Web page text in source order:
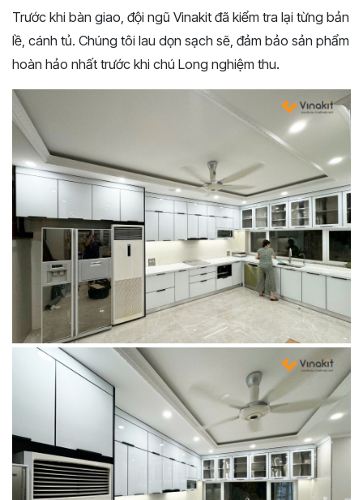
Trước khi bàn giao, đội ngũ Vinakit đã kiểm tra lại từng bản
lề, cánh tủ. Chúng tôi lau dọn sạch sẽ, đảm bảo sản phẩm
hoàn hảo nhất trước khi chú Long nghiệm thu.